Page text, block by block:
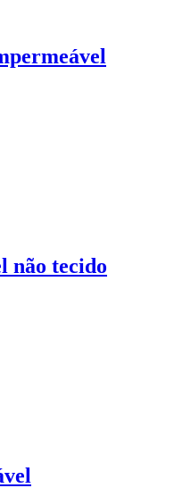
não tecido